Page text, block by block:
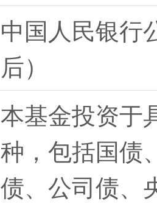
中国人民银行
后）
本基金投资于
种，包括国债
债、公司债、